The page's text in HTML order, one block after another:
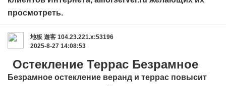
просмотреть.
地板 遊客 104.23.221.x:53196
2025-8-27 14:08:53
Остекление Террас Безрамное
Безрамное остекление веранд и террас повысит